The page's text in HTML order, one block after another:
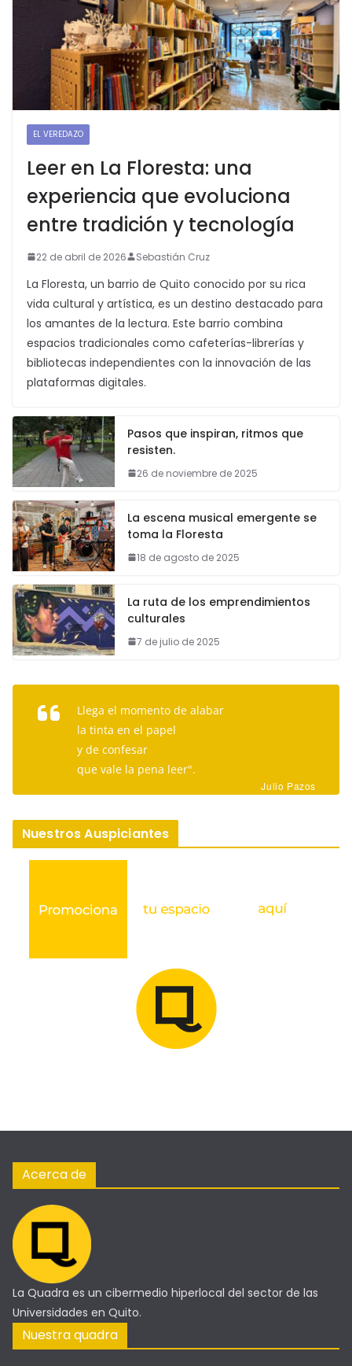
EL VEREDAZO
Leer en La Floresta: una
experiencia que evoluciona
entre tradición y tecnología
22 de abril de 2026 Sebastián Cruz
La Floresta, un barrio de Quito conocido por su rica
vida cultural y artística, es un destino destacado para
los amantes de la lectura. Este barrio combina
espacios tradicionales como cafeterías-librerías y
bibliotecas independientes con la innovación de las
plataformas digitales.
Pasos que inspiran, ritmos que
resisten.
26 de noviembre de 2025
La escena musical emergente se
toma la Floresta
18 de agosto de 2025
La ruta de los emprendimientos
culturales
7 de julio de 2025
Llega el momento de alabar
la tinta en el papel
y de confesar
que vale la pena leer".
Julio Pazos
Nuestros Auspiciantes
Acerca de
La Quadra es un cibermedio hiperlocal del sector de las
Universidades en Quito.
Nuestra quadra